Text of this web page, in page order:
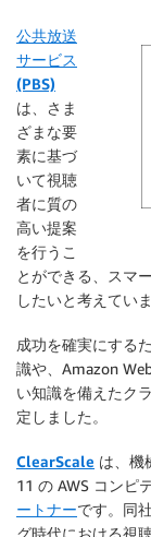
公共放送
サービス
(PBS)
は、さま
ざまな要
素に基づ
いて視聴
者に質の
高い提案
を行うこ
とができる、スマ
したいと考えていま
成功を確実にする
識や、Amazon
い知識を備えたク
定しました。
ClearScale は、機
11 の AWS コンピ
ートナーです。同
グ時代における視